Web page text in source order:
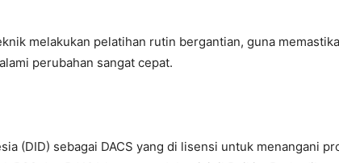
melakukan pelatihan rutin bergantian, guna
perubahan sangat cepat.
(DID) sebagai DACS yang di lisensi untuk menangani